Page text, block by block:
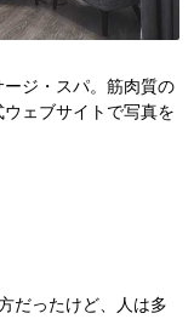
ジ・スパ。筋肉質の
ェブサイトで写真を
だったけど、人は多